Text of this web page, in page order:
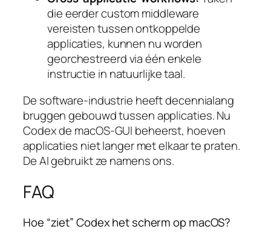
die eerder custom middleware
vereisten tussen ontkoppelde
applicaties, kunnen nu worden
georchestreerd via één enkele
instructie in natuurlijke taal.
De software-industrie heeft decennialang
bruggen gebouwd tussen applicaties. Nu
Codex de macOS-GUI beheerst, hoeven
applicaties niet langer met elkaar te praten.
De AI gebruikt ze namens ons.
FAQ
Hoe “ziet” Codex het scherm op macOS?